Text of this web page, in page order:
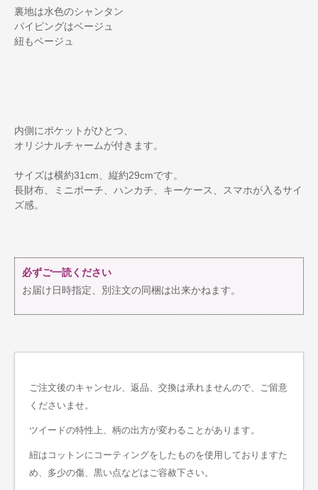
裏地は水色のシャンタン
パイピングはベージュ
紐もベージュ
内側にポケットがひとつ、
オリジナルチャームが付きます。
サイズは横約31cm、縦約29cmです。
長財布、ミニポーチ、ハンカチ、キーケース、スマホが入るサイ
ズ感。
必ずご一読ください
お届け日時指定、別注文の同梱は出来かねます。
ご注文後のキャンセル、返品、交換は承れませんので、ご留意
くださいませ。
ツイードの特性上、柄の出方が変わることがあります。
紐はコットンにコーティングをしたものを使用しておりますた
め、多少の傷、黒い点などはご容赦下さい。